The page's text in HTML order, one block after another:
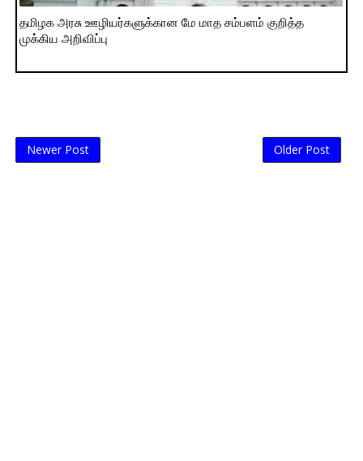
தமிழக அரசு ஊழியர்களுக்கான மே மாத சம்பளம் குறித்த
முக்கிய அறிவிப்பு
Newer Post Older Post